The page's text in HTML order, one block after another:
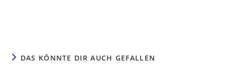
DAS KÖNNTE DIR AUCH GEFALLEN